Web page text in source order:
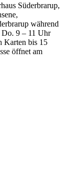
Süderbrarup,
während
9 – 11 Uhr
Karten bis 15
öffnet am